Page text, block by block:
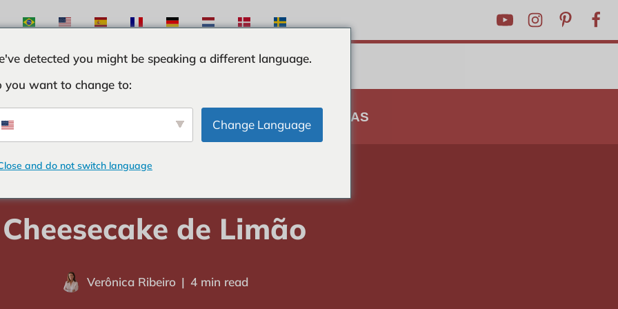
CURIOSIDADES TRUQUES E DICAS
Cheesecake de Limão
Verônica Ribeiro 4 min read
detected you might be speaking a different language.
you want to change to:
Change Language
and do not switch language